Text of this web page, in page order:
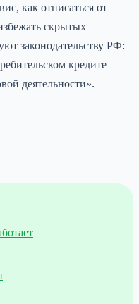
как отписаться от
скрытых
законодательству РФ:
кредите
деятельности».